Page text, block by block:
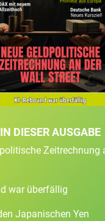
DIESER AUSGABE
Zeitrechnung
war überfällig
Japanischen Yen